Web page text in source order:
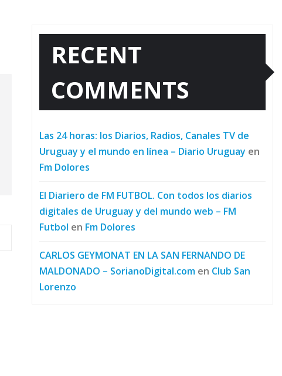
RECENT
COMMENTS
Las 24 horas: los Diarios, Radios, Canales TV de
Uruguay y el mundo en línea – Diario Uruguay en
Fm Dolores
El Diariero de FM FUTBOL. Con todos los diarios
digitales de Uruguay y del mundo web – FM
Futbol en Fm Dolores
CARLOS GEYMONAT EN LA SAN FERNANDO DE
MALDONADO – SorianoDigital.com en Club San
Lorenzo